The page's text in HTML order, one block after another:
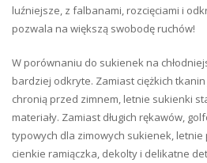
luźniejsze, z falbanami, rozcięciami i
pozwala na większą swobodę ruchów!
W porównaniu do sukienek na
bardziej odkryte. Zamiast ciężkich
chronią przed zimnem, letnie sukienki
materiały. Zamiast długich rękawów,
typowych dla zimowych sukienek, letnie
cienkie ramiączka, dekolty i delikatne